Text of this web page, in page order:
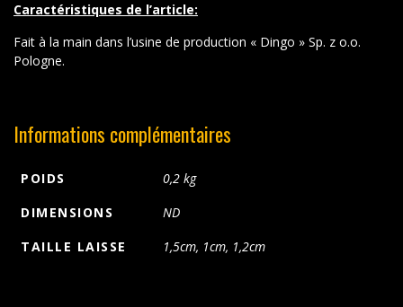
Caractéristiques de l’article:
Fait à la main dans l’usine de production « Dingo » Sp. z o.o.
Pologne.
Informations complémentaires
POIDS
0,2 kg
DIMENSIONS
ND
TAILLE LAISSE
1,5cm, 1cm, 1,2cm